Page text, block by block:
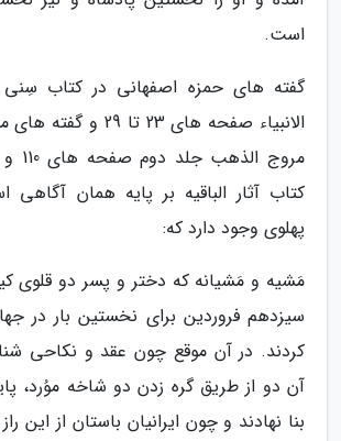
است.
گفته های حمزه اصفهانی در کتاب
الانبیاء صفحه های 23
کتاب آثار الباقیه بر پایه همان
پهلوی وجود دارد که:
مَشیه و مَشیانه که دختر و پسر دو قلوی
سیزدهم فروردین برای نخستین بار در
کردند. در آن موقع چون عقد و نکاحی
آن دو از طریق گره زدن دو شاخه موُرد،
بنا نهادند و چون ایرانیان باستان از این